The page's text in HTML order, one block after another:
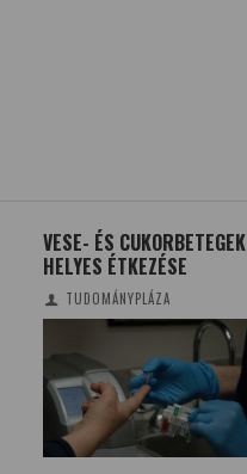
VESE- ÉS CUKORBETEGEK
HELYES ÉTKEZÉSE
TUDOMÁNYPLÁZA